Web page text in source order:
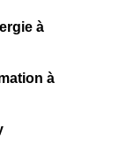
à
à